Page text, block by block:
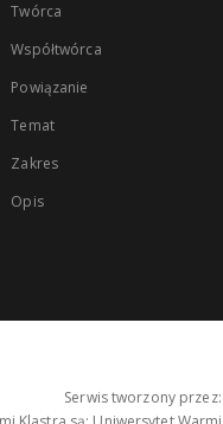
Twórca
Współtwórca
Powiązanie
Temat
Zakres
Opis
Serwis tworzony